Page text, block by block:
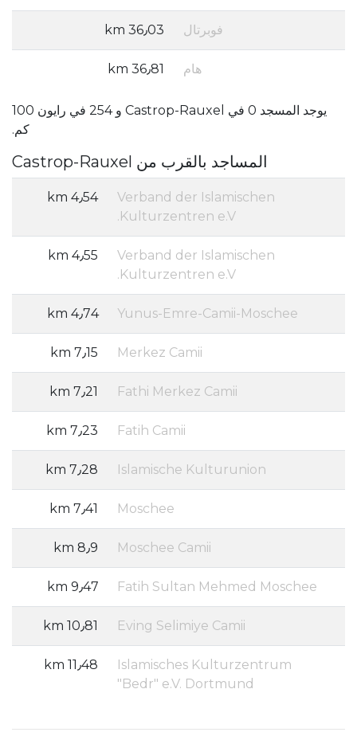
فوبرتال 36٫03 km
هام 36٫81 km
يوجد المسجد 0 في Castrop-Rauxel و 254 في رايون 100
كم.
المساجد بالقرب من Castrop-Rauxel
Verband der Islamischen
Kulturzentren e.V.
4٫54 km
Verband der Islamischen
Kulturzentren e.V.
4٫55 km
Yunus-Emre-Camii-Moschee 4٫74 km
Merkez Camii 7٫15 km
Fathi Merkez Camii 7٫21 km
Fatih Camii 7٫23 km
Islamische Kulturunion 7٫28 km
Moschee 7٫41 km
Moschee Camii 8٫9 km
Fatih Sultan Mehmed Moschee 9٫47 km
Eving Selimiye Camii 10٫81 km
Islamisches Kulturzentrum
"Bedr" e.V. Dortmund
11٫48 km